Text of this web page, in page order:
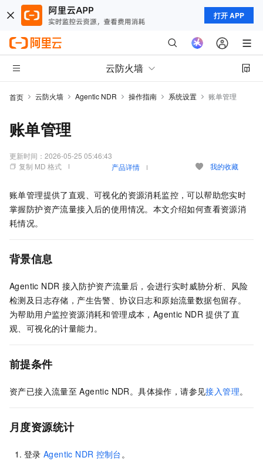
打开 APP
云防火墙
首页 云防火墙 Agentic NDR 操作指南 系统设置 账单管理
账单管理
更新时间： 2026-05-25 05:46:43
复制 MD 格式
产品详情 我的收藏
账单管理提供了直观、可视化的资源消耗监控，可以帮助您实时
掌握防护资产流量接入后的使用情况。本文介绍如何查看资源消
耗情况。
背景信息
Agentic NDR 接入防护资产流量后，会进行实时威胁分析、风险
检测及日志存储，产生告警、协议日志和原始流量数据包留存。
为帮助用户监控资源消耗和管理成本，Agentic NDR 提供了直
观、可视化的计量能力。
前提条件
资产已接入流量至 Agentic NDR。具体操作，请参见接入管理。
月度资源统计
登录 Agentic NDR 控制台。